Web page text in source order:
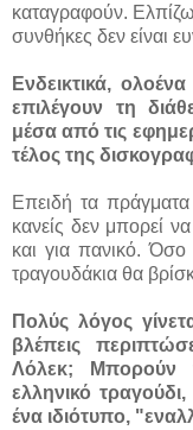
καταγραφούν.
συνθήκες δεν είναι
Ενδεικτικά,
επιλέγουν τη
μέσα από τις
τέλος της
Επειδή τα
κανείς δεν μπορεί
και για πανικό.
τραγουδάκια θα
Πολύς λόγος
βλέπεις
Λόλεκ; Μπορούν
ελληνικό
ένα ιδιότυπο,